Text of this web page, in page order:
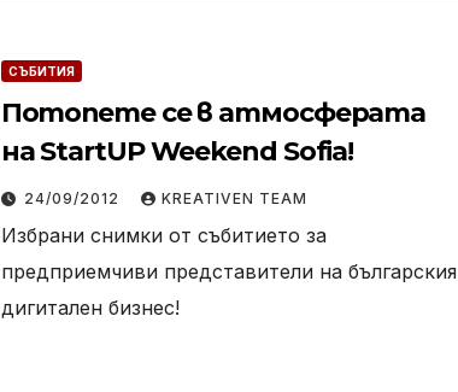
СЪБИТИЯ
Потопете се в атмосферата
на StartUP Weekend Sofia!
24/09/2012 KREATIVEN TEAM
Избрани снимки от събитието за
предприемчиви представители на българския
дигитален бизнес!